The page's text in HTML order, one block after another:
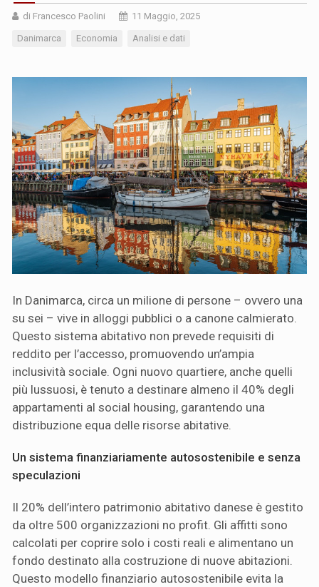
di Francesco Paolini 11 Maggio, 2025
Danimarca Economia Analisi e dati
In Danimarca, circa un milione di persone – ovvero una
su sei – vive in alloggi pubblici o a canone calmierato.
Questo sistema abitativo non prevede requisiti di
reddito per l’accesso, promuovendo un’ampia
inclusività sociale. Ogni nuovo quartiere, anche quelli
più lussuosi, è tenuto a destinare almeno il 40% degli
appartamenti al social housing, garantendo una
distribuzione equa delle risorse abitative.
Un sistema finanziariamente autosostenibile e senza
speculazioni
Il 20% dell’intero patrimonio abitativo danese è gestito
da oltre 500 organizzazioni no profit. Gli affitti sono
calcolati per coprire solo i costi reali e alimentano un
fondo destinato alla costruzione di nuove abitazioni.
Questo modello finanziario autosostenibile evita la